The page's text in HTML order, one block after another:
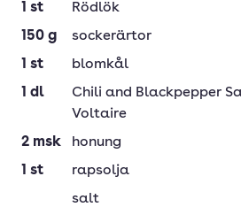
1 st
Rödlök
150 g
sockerärtor
1 st
blomkål
1 dl Chili and Blackpepper
Voltaire
2 msk
honung
1 st
rapsolja
salt